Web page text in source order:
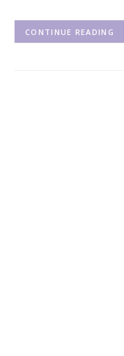
CONTINUE READING